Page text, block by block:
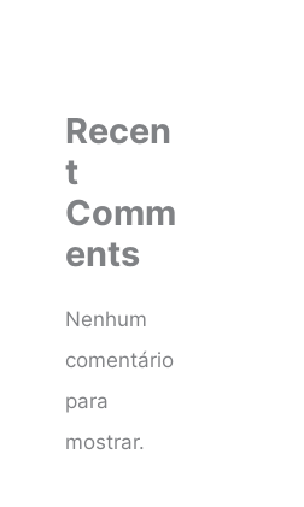
Recen
t
Comm
ents
Nenhum
comentário
para
mostrar.